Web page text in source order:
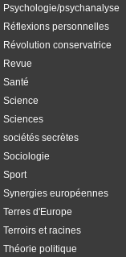
Psychologie/psychanalyse
Réflexions personnelles
Révolution conservatrice
Revue
Santé
Science
Sciences
sociétés secrètes
Sociologie
Sport
Synergies européennes
Terres d'Europe
Terroirs et racines
Théorie politique